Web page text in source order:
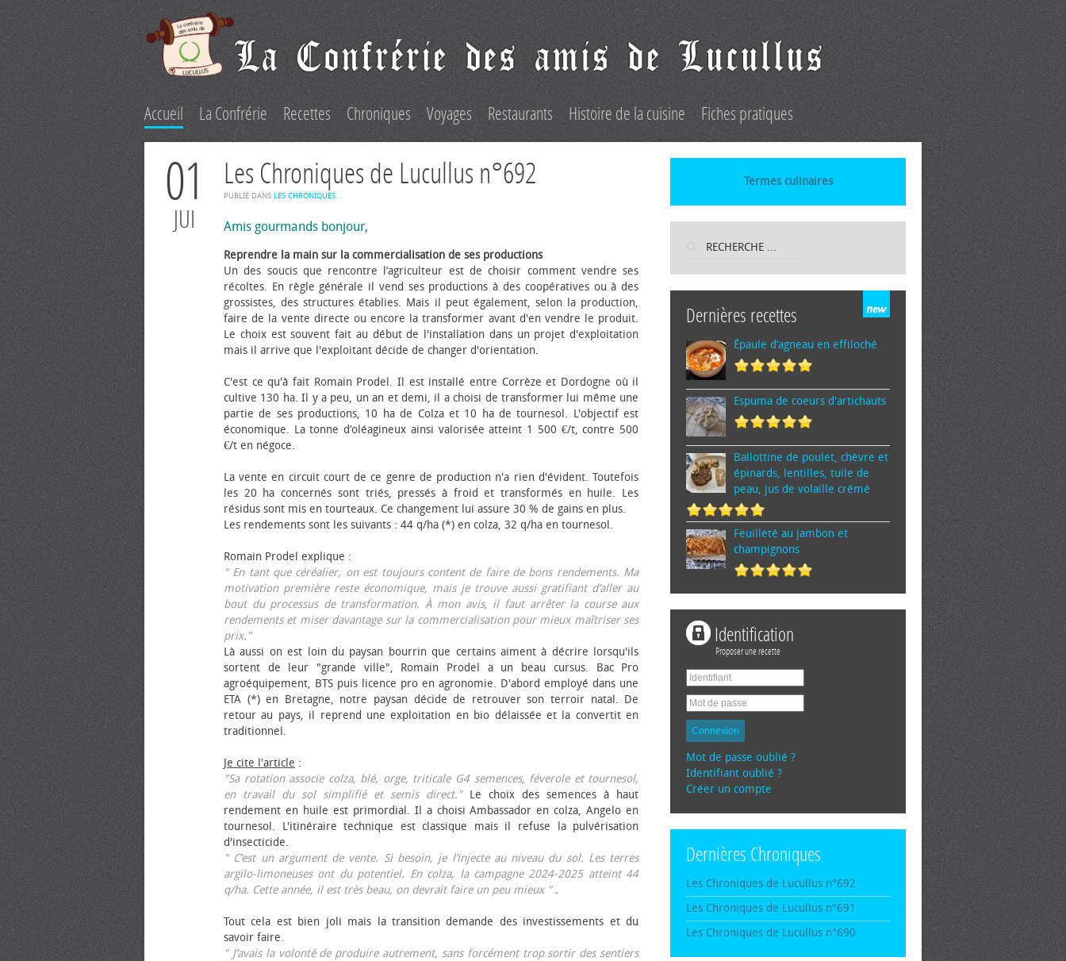
Accueil La Confrérie Recettes Chroniques Voyages Restaurants Histoire de la cuisine Fiches pratiques
01
JUI
Les Chroniques de Lucullus n°692
PUBLIÉ DANS LES CHRONIQUES.
Amis gourmands bonjour,
Reprendre la main sur la commercialisation de ses productions
Un des soucis que rencontre l’agriculteur est de choisir comment vendre ses
récoltes. En règle générale il vend ses productions à des coopératives ou à des
grossistes, des structures établies. Mais il peut également, selon la production,
faire de la vente directe ou encore la transformer avant d'en vendre le produit.
Le choix est souvent fait au début de l'installation dans un projet d'exploitation
mais il arrive que l'exploitant décide de changer d'orientation.
C'est ce qu'à fait Romain Prodel. Il est installé entre Corrèze et Dordogne où il
cultive 130 ha. Il y a peu, un an et demi, il a choisi de transformer lui même une
partie de ses productions, 10 ha de Colza et 10 ha de tournesol. L'objectif est
économique. La tonne d’oléagineux ainsi valorisée atteint 1 500 €/t, contre 500
€/t en négoce.
La vente en circuit court de ce genre de production n'a rien d'évident. Toutefois
les 20 ha concernés sont triés, pressés à froid et transformés en huile. Les
résidus sont mis en tourteaux. Ce changement lui assure 30 % de gains en plus.
Les rendements sont les suivants : 44 q/ha (*) en colza, 32 q/ha en tournesol.
Romain Prodel explique :
" En tant que céréalier, on est toujours content de faire de bons rendements. Ma
motivation première reste économique, mais je trouve aussi gratifiant d’aller au
bout du processus de transformation. À mon avis, il faut arrêter la course aux
rendements et miser davantage sur la commercialisation pour mieux maîtriser ses
prix."
Là aussi on est loin du paysan bourrin que certains aiment à décrire lorsqu'ils
sortent de leur "grande ville", Romain Prodel a un beau cursus. Bac Pro
agroéquipement, BTS puis licence pro en agronomie. D'abord employé dans une
ETA (*) en Bretagne, notre paysan décide de retrouver son terroir natal. De
retour au pays, il reprend une exploitation en bio délaissée et la convertit en
traditionnel.
Je cite l'article :
"Sa rotation associe colza, blé, orge, triticale G4 semences, féverole et tournesol,
en travail du sol simplifié et semis direct."Le choix des semences à haut
rendement en huile est primordial. Il a choisi Ambassador en colza, Angelo en
tournesol. L'itinéraire technique est classique mais il refuse la pulvérisation
d'insecticide.
" C’est un argument de vente. Si besoin, je l’injecte au niveau du sol. Les terres
argilo-limoneuses ont du potentiel. En colza, la campagne 2024-2025 atteint 44
q/ha. Cette année, il est très beau, on devrait faire un peu mieux ".
Tout cela est bien joli mais la transition demande des investissements et du
savoir faire.
" J’avais la volonté de produire autrement, sans forcément trop sortir des sentiers
Termes culinaires
Dernières recettes
Épaule d’agneau en effiloché
Espuma de cœurs d'artichauts
Ballottine de poulet, chèvre et
épinards, lentilles, tuile de
peau, jus de volaille crémé
Feuilleté au jambon et
champignons
Identification
Proposer une recette
Connexion
Mot de passe oublié ?
Identifiant oublié ?
Créer un compte
Dernières Chroniques
Les Chroniques de Lucullus n°692
Les Chroniques de Lucullus n°691
Les Chroniques de Lucullus n°690